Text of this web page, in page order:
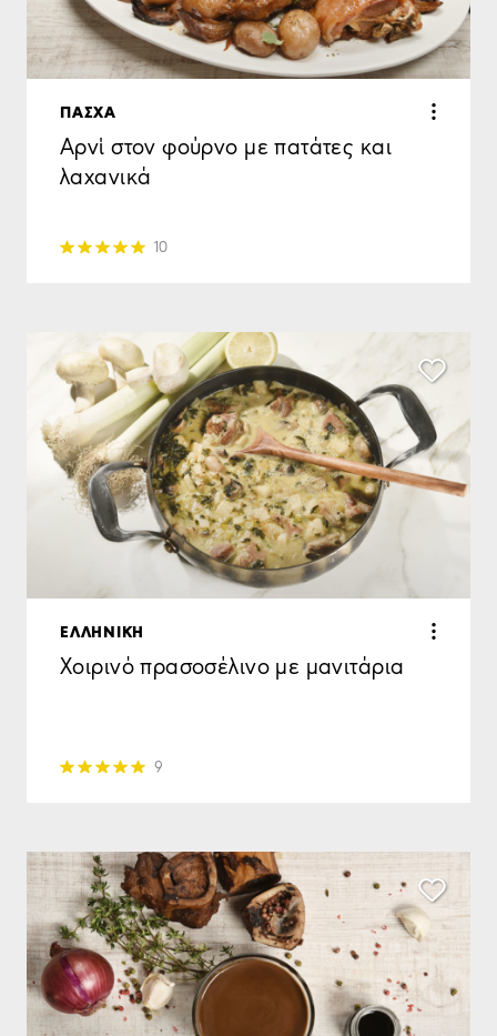
ΠΑΣΧΑ
Αρνί στον φούρνο με πατάτες και
λαχανικά
10
ΕΛΛΗΝΙΚΗ
Χοιρινό πρασοσέλινο με μανιτάρια
9